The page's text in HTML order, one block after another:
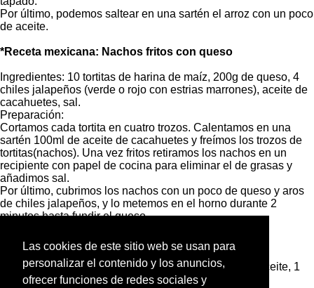
Las cookies de este sitio web se usan para
personalizar el contenido y los anuncios,
ofrecer funciones de redes sociales y
Por último, podemos saltear en una sartén el arroz con un poco
de aceite.
*Receta mexicana: Nachos fritos con queso
Ingredientes: 10 tortitas de harina de maíz, 200g de queso, 4
chiles jalapeños (verde o rojo con estrias marrones), aceite de
cacahuetes, sal.
Preparación:
Cortamos cada tortita en cuatro trozos. Calentamos en una
sartén 100ml de aceite de cacahuetes y freímos los trozos de
tortitas(nachos). Una vez fritos retiramos los nachos en un
recipiente con papel de cocina para eliminar el de grasas y
añadimos sal.
Por último, cubrimos los nachos con un poco de queso y aros
de chiles jalapeños, y lo metemos en el horno durante 2
minutos hasta fundir el queso.
*Receta mexicana: Burritos Santa Fe
Ingredientes: 200g de carne magra de buey picada, aceite, 1
diente de ajo, 2 chiles, 4 tortillas de 25cm de